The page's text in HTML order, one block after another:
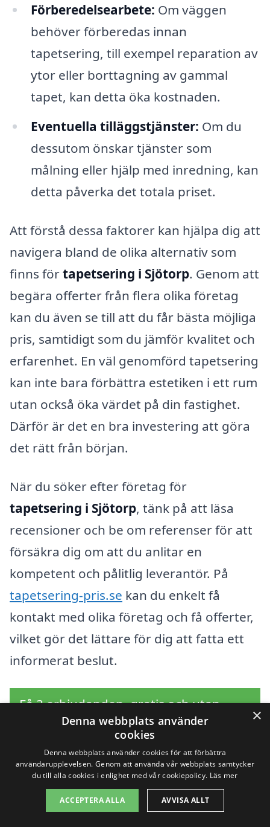
Förberedelsearbete: Om väggen
behöver förberedas innan
tapetsering, till exempel reparation av
ytor eller borttagning av gammal
tapet, kan detta öka kostnaden.
Eventuella tilläggstjänster: Om du
dessutom önskar tjänster som
målning eller hjälp med inredning, kan
detta påverka det totala priset.
Att förstå dessa faktorer kan hjälpa dig att
navigera bland de olika alternativ som
finns förtapetsering i Sjötorp. Genom att
begära offerter från flera olika företag
kan du även se till att du får bästa möjliga
pris, samtidigt som du jämför kvalitet och
erfarenhet. En väl genomförd tapetsering
kan inte bara förbättra estetiken i ett rum
utan också öka värdet på din fastighet.
Därför är det en bra investering att göra
det rätt från början.
När du söker efter företag för
tapetsering i Sjötorp, tänk på att läsa
recensioner och be om referenser för att
försäkra dig om att du anlitar en
kompetent och pålitlig leverantör. På
tapetsering-pris.se kan du enkelt få
kontakt med olika företag och få offerter,
vilket gör det lättare för dig att fatta ett
informerat beslut.
Få 3 erbjudanden, gratis och utan
förpliktelser
Sök efter en
×
Denna webbplats använder
cookies
Denna webbplats använder cookies för att förbättra
användarupplevelsen. Genom att använda vår webbplats samtycker
du till alla cookies i enlighet med vår cookiepolicy. Läs mer
ACCEPTERA ALLA AVVISA ALLT